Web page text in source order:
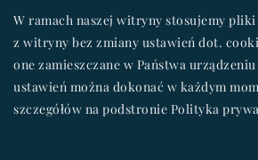
W ramach naszej witryny stosujemy
z witryny bez zmiany ustawień dot.
one zamieszczane w Państwa
ustawień można dokonać w każdym
szczegółów na podstronie Polityka